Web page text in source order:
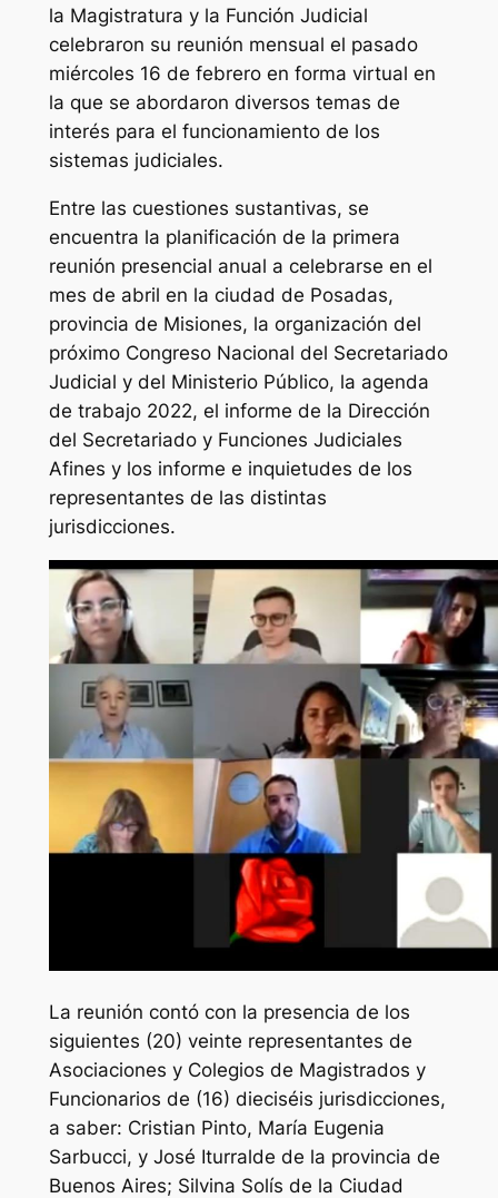
la Magistratura y la Función Judicial
celebraron su reunión mensual el pasado
miércoles 16 de febrero en forma virtual en
la que se abordaron diversos temas de
interés para el funcionamiento de los
sistemas judiciales.
Entre las cuestiones sustantivas, se
encuentra la planificación de la primera
reunión presencial anual a celebrarse en el
mes de abril en la ciudad de Posadas,
provincia de Misiones, la organización del
próximo Congreso Nacional del Secretariado
Judicial y del Ministerio Público, la agenda
de trabajo 2022, el informe de la Dirección
del Secretariado y Funciones Judiciales
Afines y los informe e inquietudes de los
representantes de las distintas
jurisdicciones.
La reunión contó con la presencia de los
siguientes (20) veinte representantes de
Asociaciones y Colegios de Magistrados y
Funcionarios de (16) dieciséis jurisdicciones,
a saber: Cristian Pinto, María Eugenia
Sarbucci, y José Iturralde de la provincia de
Buenos Aires; Silvina Solís de la Ciudad